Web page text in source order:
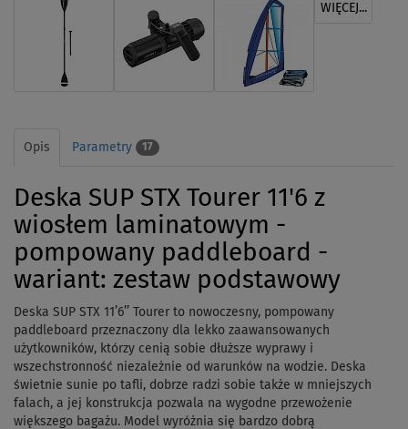
WIĘCEJ...
Opis Parametry 17
Deska SUP STX Tourer 11'6 z
wiosłem laminatowym -
pompowany paddleboard -
wariant: zestaw podstawowy
Deska SUP STX 11’6’’ Tourer to nowoczesny, pompowany
paddleboard przeznaczony dla lekko zaawansowanych
użytkowników, którzy cenią sobie dłuższe wyprawy i
wszechstronność niezależnie od warunków na wodzie. Deska
świetnie sunie po tafli, dobrze radzi sobie także w mniejszych
falach, a jej konstrukcja pozwala na wygodne przewożenie
większego bagażu. Model wyróżnia się bardzo dobrą